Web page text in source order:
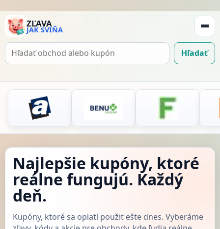
ZĽAVA
JAK SVIŇA
Hľadať
Hľadať
Najlepšie kupóny, ktoré
reálne fungujú. Každý
deň.
Kupóny, ktoré sa oplatí použiť ešte dnes. Vyberáme